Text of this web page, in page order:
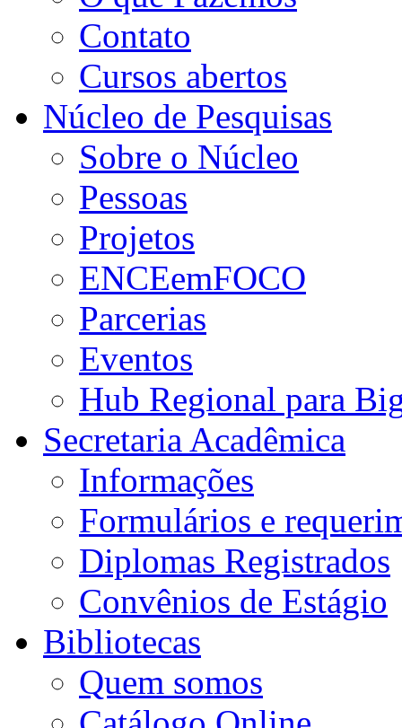
Contato
Cursos abertos
Núcleo de Pesquisas
Sobre o Núcleo
Pessoas
Projetos
ENCEemFOCO
Parcerias
Eventos
Hub Regional para
Secretaria Acadêmica
Informações
Formulários e
Diplomas Registrados
Convênios de Estágio
Bibliotecas
Quem somos